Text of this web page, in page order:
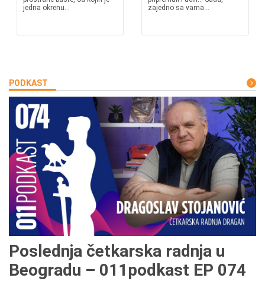
jedna okrenu...
zajedno sa vama...
PODKAST
Poslednja četkarska radnja u
Beogradu – 011podkast EP 074